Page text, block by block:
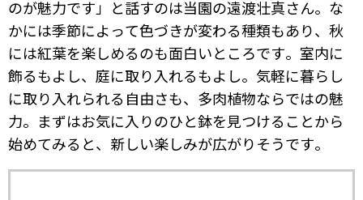
のが魅力です」と話すのは当園の遠渡壮真さん。な
かには季節によって色づきが変わる種類もあり、秋
には紅葉を楽しめるのも面白いところです。室内に
飾るもよし、庭に取り入れるもよし。気軽に暮らし
に取り入れられる自由さも、多肉植物ならではの魅
力。まずはお気に入りのひと鉢を見つけることから
始めてみると、新しい楽しみが広がりそうです。